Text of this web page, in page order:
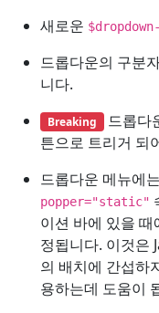
새로운
드롭다운의 구분
니다.
Breaking 드롭다
튼으로 트리거 되
드롭다운 메뉴에
popper="static"
이션 바에 있을 때
정됩니다. 이것은
의 배치에 간섭하
용하는데 도움이